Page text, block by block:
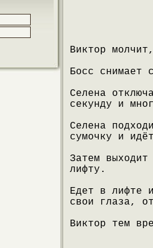
Виктор
Босс снимает
Селена
секунду и
Селена
сумочку и
Затем
лифту.
Едет в лифте
свои глаза,
Виктор тем